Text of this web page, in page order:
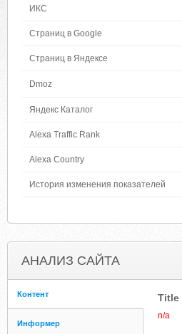
ИКС
Страниц в Google
Страниц в Яндексе
Dmoz
Яндекс Каталог
Alexa Traffic Rank
Alexa Country
История изменения показателей
АНАЛИЗ САЙТА
Контент
Информер
Title
n/a